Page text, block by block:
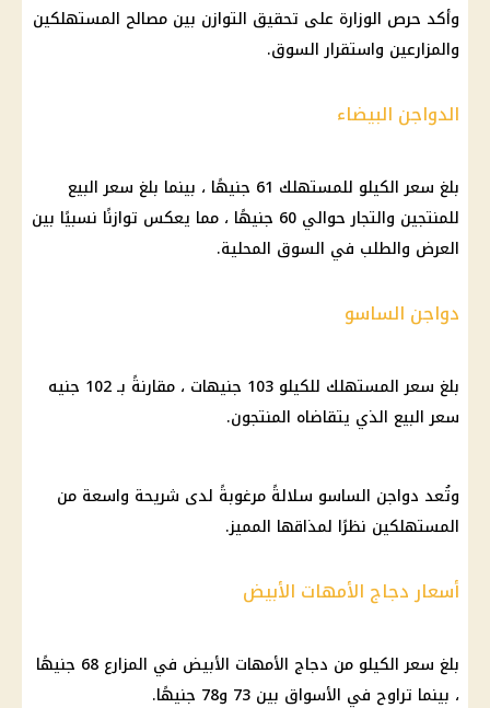
وأكد حرص الوزارة على تحقيق التوازن بين مصالح المستهلكين
والمزارعين واستقرار السوق.
الدواجن البيضاء
بلغ سعر الكيلو للمستهلك 61 جنيهًا ، بينما بلغ سعر البيع
للمنتجين والتجار حوالي 60 جنيهًا ، مما يعكس توازنًا نسبيًا بين
العرض والطلب في السوق المحلية.
دواجن الساسو
بلغ سعر المستهلك للكيلو 103 جنيهات ، مقارنةً بـ 102 جنيه
سعر البيع الذي يتقاضاه المنتجون.
وتُعد دواجن الساسو سلالةً مرغوبةً لدى شريحة واسعة من
المستهلكين نظرًا لمذاقها المميز.
أسعار دجاج الأمهات الأبيض
بلغ سعر الكيلو من دجاج الأمهات الأبيض في المزارع 68 جنيهًا
، بينما تراوح في الأسواق بين 73 و78 جنيهًا.